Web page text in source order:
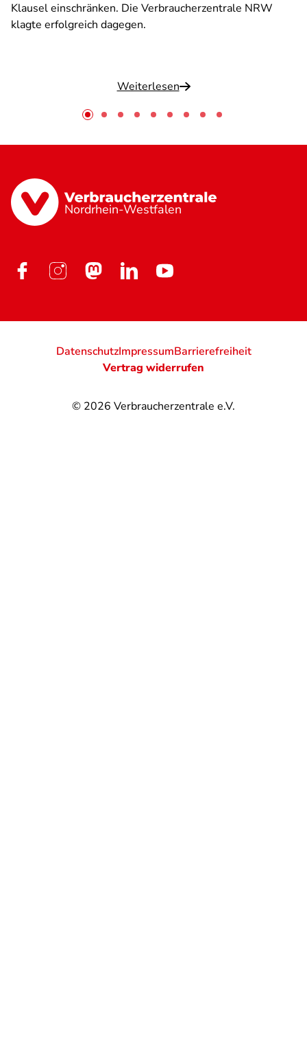
Klausel einschränken. Die Verbraucherzentrale NRW
klagte erfolgreich dagegen.
Weiterlesen
Nordrhein-Westfalen
© 2026 Verbraucherzentrale e.V.
DatenschutzImpressumBarrierefreiheit
Vertrag widerrufen